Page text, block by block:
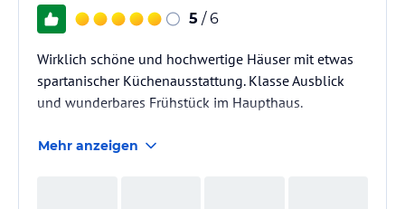
5 / 6
Wirklich schöne und hochwertige Häuser mit etwas
spartanischer Küchenausstattung. Klasse Ausblick
und wunderbares Frühstück im Haupthaus.
Mehr anzeigen